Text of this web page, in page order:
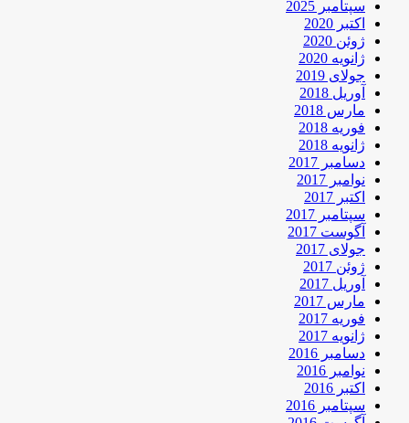
سپتامبر 2025
اکتبر 2020
ژوئن 2020
ژانویه 2020
جولای 2019
آوریل 2018
مارس 2018
فوریه 2018
ژانویه 2018
دسامبر 2017
نوامبر 2017
اکتبر 2017
سپتامبر 2017
آگوست 2017
جولای 2017
ژوئن 2017
آوریل 2017
مارس 2017
فوریه 2017
ژانویه 2017
دسامبر 2016
نوامبر 2016
اکتبر 2016
سپتامبر 2016